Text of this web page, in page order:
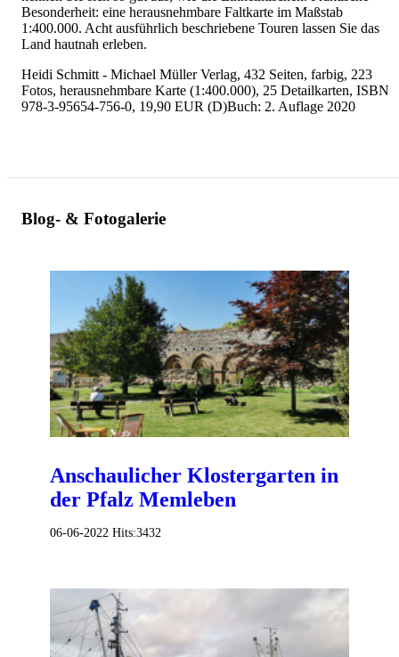
Besonderheit: eine herausnehmbare Faltkarte im Maßstab
1:400.000. Acht ausführlich beschriebene Touren lassen Sie das
Land hautnah erleben.
Heidi Schmitt - Michael Müller Verlag, 432 Seiten, farbig, 223
Fotos, herausnehmbare Karte (1:400.000), 25 Detailkarten, ISBN
978-3-95654-756-0, 19,90 EUR (D)Buch: 2. Auflage 2020
Blog- & Fotogalerie
Anschaulicher Klostergarten in
der Pfalz Memleben
06-06-2022 Hits:3432